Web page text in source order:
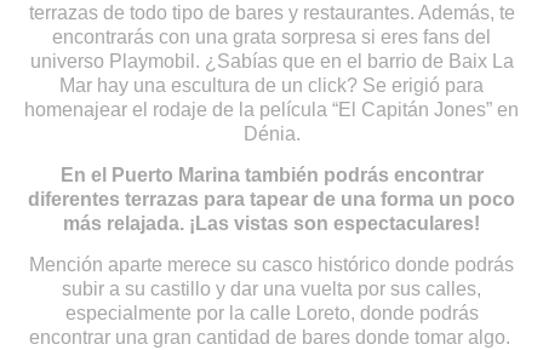
terrazas de todo tipo de bares y restaurantes. Además, te
encontrarás con una grata sorpresa si eres fans del
universo Playmobil. ¿Sabías que en el barrio de Baix La
Mar hay una escultura de un click? Se erigió para
homenajear el rodaje de la película “El Capitán Jones” en
Dénia.
En el Puerto Marina también podrás encontrar
diferentes terrazas para tapear de una forma un poco
más relajada. ¡Las vistas son espectaculares!
Mención aparte merece su casco histórico donde podrás
subir a su castillo y dar una vuelta por sus calles,
especialmente por la calle Loreto, donde podrás
encontrar una gran cantidad de bares donde tomar algo.